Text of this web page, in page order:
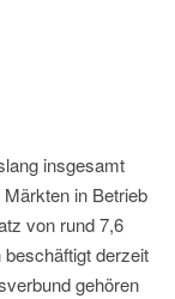
insgesamt
in Betrieb
von rund 7,6
derzeit
gehören